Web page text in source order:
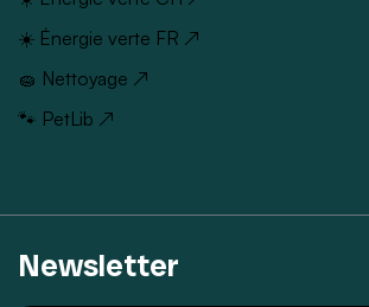
☀️ Énergie verte FR ↗
🧽 Nettoyage ↗
🐾 PetLib ↗
Newsletter